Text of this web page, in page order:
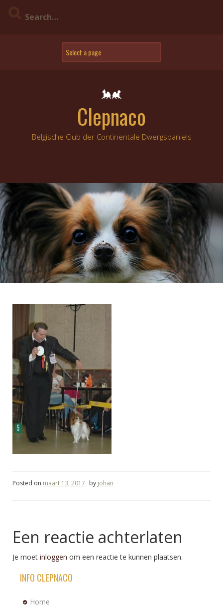
Clepnaco
Belgische Club der Continentale Dwergspaniels
Posted on maart 13, 2017 by johan
Een reactie achterlaten
Je moet inloggen om een reactie te kunnen plaatsen.
INFO CLEPNACO
Home